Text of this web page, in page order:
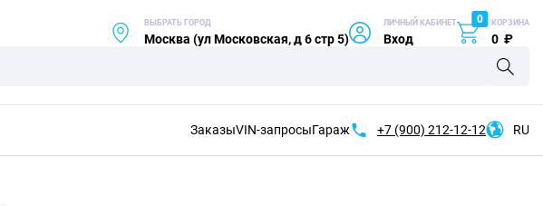
ВЫБРАТЬ ГОРОД
Москва (ул Московская, д 6 стр 5)
ЛИЧНЫЙ КАБИНЕТ
Вход
0 КОРЗИНА
0 ₽
ЗаказыVIN-запросыГараж +7 (900) 212-12-12 RU